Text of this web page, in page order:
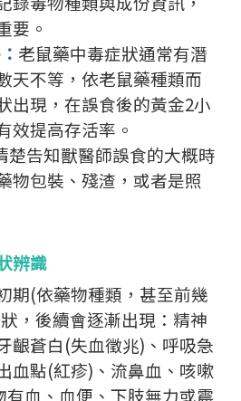
要。
老鼠藥中毒症狀通常有潛
天不等，依老鼠藥種類而
出現， 在誤食後的黃金2小
效提高存活率。
楚告知獸醫師誤食的大概時
物包裝、殘渣，或者是照
辨識
期(依藥物種類，甚至前幾
， 後續會逐漸出現：精神
齦蒼白(失血徵兆)、呼吸急
血點(紅疹)、流鼻血、咳嗽
有血、血便、下肢無力或震